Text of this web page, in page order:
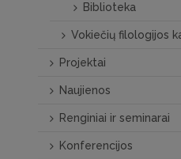
Biblioteka
Vokiečių filologijos
Projektai
Naujienos
Renginiai ir seminarai
Konferencijos